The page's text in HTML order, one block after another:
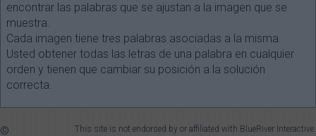
encontrar las palabras que se ajustan a la imagen que se
muestra.
Cada imagen tiene tres palabras asociadas a la misma.
Usted obtener todas las letras de una palabra en cualquier
orden y tienen que cambiar su posición a la solución
correcta.
This site is not endorsed by or affiliated with BlueRiver Interactive.
©